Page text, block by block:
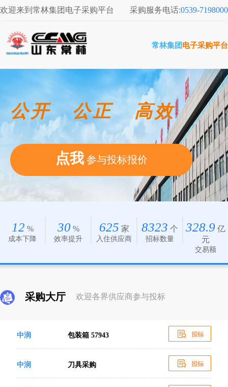
欢迎来到常林集团电子采购平台 采购服务电话:0539-7198000
常林集团电子采购平台
公开 公正 高效
点我参与投标报价
12 %
成本下降
30%
效率提升
625 家
入住供应商
8323 个
招标数量
328.9 亿
元
交易额
采购大厅 欢迎各界供应商参与投标
中润 包装箱 57943
中润 刀具采购